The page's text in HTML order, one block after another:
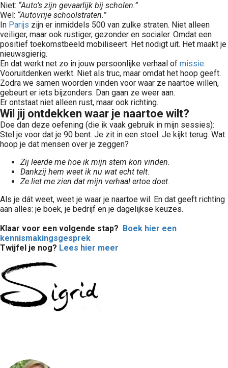
Niet: “Auto’s zijn gevaarlijk bij scholen.”
Wel: “Autovrije schoolstraten.”
In Parijs zijn er inmiddels 500 van zulke straten. Niet alleen
veiliger, maar ook rustiger, gezonder en socialer. Omdat een
positief toekomstbeeld mobiliseert. Het nodigt uit. Het maakt je
nieuwsgierig.
En dat werkt net zo in jouw persoonlijke verhaal of missie.
Vooruitdenken werkt. Niet als truc, maar omdat het hoop geeft.
Zodra we samen woorden vinden voor waar ze naartoe willen,
gebeurt er iets bijzonders. Dan gaan ze weer aan.
Er ontstaat niet alleen rust, maar ook richting.
Wil jij ontdekken waar je naartoe wilt?
Doe dan deze oefening (die ik vaak gebruik in mijn sessies):
Stel je voor dat je 90 bent. Je zit in een stoel. Je kijkt terug. Wat
hoop je dat mensen over je zeggen?
Zij leerde me hoe ik mijn stem kon vinden.
Dankzij hem weet ik nu wat echt telt.
Ze liet me zien dat mijn verhaal ertoe doet.
Als je dát weet, weet je waar je naartoe wil. En dat geeft richting
aan alles: je boek, je bedrijf en je dagelijkse keuzes.
Klaar voor een volgende stap? Boek hier een
kennismakingsgesprek
Twijfel je nog? Lees hier meer